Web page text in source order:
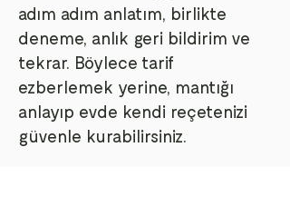
adım adım anlatım, birlikte
deneme, anlık geri bildirim ve
tekrar. Böylece tarif
ezberlemek yerine, mantığı
anlayıp evde kendi reçetenizi
güvenle kurabilirsiniz.